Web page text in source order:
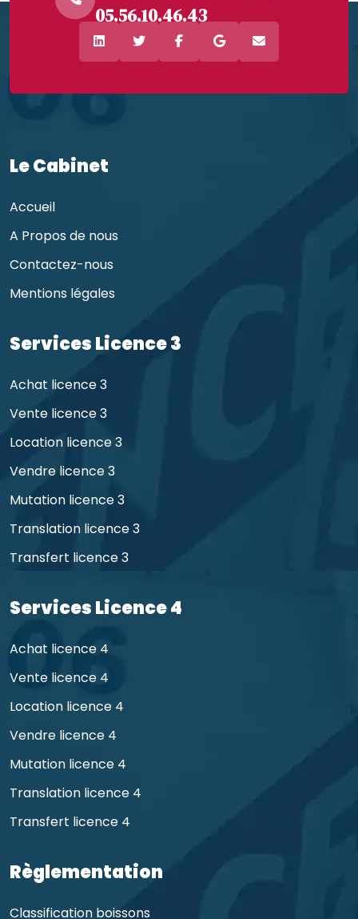
05.56.10.46.43
Le Cabinet
Accueil
A Propos de nous
Contactez-nous
Mentions légales
Services Licence 3
Achat licence 3
Vente licence 3
Location licence 3
Vendre licence 3
Mutation licence 3
Translation licence 3
Transfert licence 3
Services Licence 4
Achat licence 4
Vente licence 4
Location licence 4
Vendre licence 4
Mutation licence 4
Translation licence 4
Transfert licence 4
Règlementation
Classification boissons